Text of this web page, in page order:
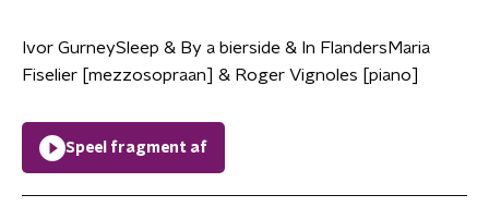
Ivor GurneySleep & By a bierside & In FlandersMaria
Fiselier [mezzosopraan] & Roger Vignoles [piano]
Speel fragment af